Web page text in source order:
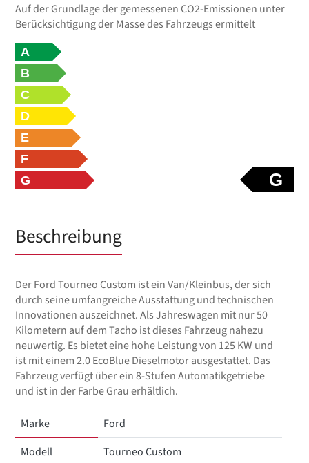
Auf der Grundlage der gemessenen CO2-Emissionen unter
Berücksichtigung der Masse des Fahrzeugs ermittelt
G
A
B
C
D
E
F
G
Beschreibung
Der Ford Tourneo Custom ist ein Van/Kleinbus, der sich
durch seine umfangreiche Ausstattung und technischen
Innovationen auszeichnet. Als Jahreswagen mit nur 50
Kilometern auf dem Tacho ist dieses Fahrzeug nahezu
neuwertig. Es bietet eine hohe Leistung von 125 KW und
ist mit einem 2.0 EcoBlue Dieselmotor ausgestattet. Das
Fahrzeug verfügt über ein 8-Stufen Automatikgetriebe
und ist in der Farbe Grau erhältlich.
Marke
Ford
Modell
Tourneo Custom